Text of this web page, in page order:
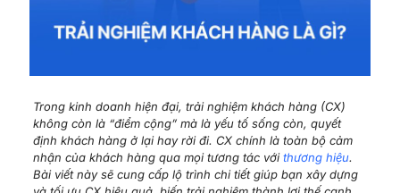
Trong kinh doanh hiện đại, trải nghiệm khách hàng (CX)
không còn là “điểm cộng” mà là yếu tố sống còn, quyết
định khách hàng ở lại hay rời đi. CX chính là toàn bộ cảm
nhận của khách hàng qua mọi tương tác vớithương hiệu.
Bài viết này sẽ cung cấp lộ trình chi tiết giúp bạn xây dựng